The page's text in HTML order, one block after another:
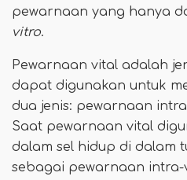
pewarnaan yang hanya
vitro.
Pewarnaan vital adalah
dapat digunakan untuk
dua jenis: pewarnaan
Saat pewarnaan vital
dalam sel hidup di dalam
sebagai pewarnaan intra-